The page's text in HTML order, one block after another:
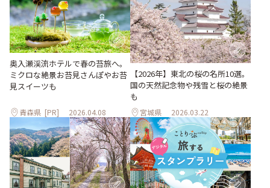
奥入瀬渓流ホテルで春の苔旅へ。
ミクロな絶景お苔見さんぽやお苔
見スイーツも
青森県 [PR] 2026.04.08
【2026年】東北の桜の名所10選。
国の天然記念物や残雪と桜の絶景
も
宮城県 2026.03.22